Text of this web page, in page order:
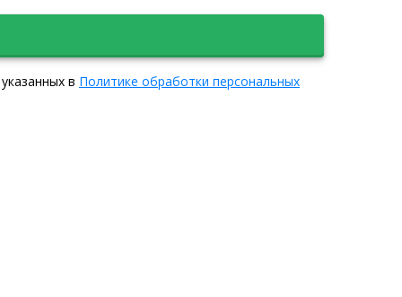
в Политике обработки персональных